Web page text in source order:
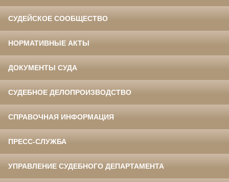
СУДЕЙСКОЕ СООБЩЕСТВО
НОРМАТИВНЫЕ АКТЫ
ДОКУМЕНТЫ СУДА
СУДЕБНОЕ ДЕЛОПРОИЗВОДСТВО
СПРАВОЧНАЯ ИНФОРМАЦИЯ
ПРЕСС-СЛУЖБА
УПРАВЛЕНИЕ СУДЕБНОГО ДЕПАРТАМЕНТА